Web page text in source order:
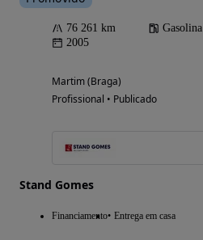
76 261 km Gasolina
2005
Martim (Braga)
Profissional • Publicado
Stand Gomes
Financiamento Entrega em casa